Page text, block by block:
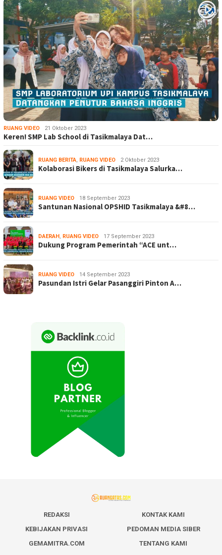
RUANG VIDEO 21 Oktober 2023
Keren! SMP Lab School di Tasikmalaya Dat…
RUANG BERITA, RUANG VIDEO 2 Oktober 2023
Kolaborasi Bikers di Tasikmalaya Salurka…
RUANG VIDEO 18 September 2023
Santunan Nasional OPSHID Tasikmalaya &#8…
DAERAH, RUANG VIDEO 17 September 2023
Dukung Program Pemerintah “ACE unt…
RUANG VIDEO 14 September 2023
Pasundan Istri Gelar Pasanggiri Pinton A…
REDAKSI
KONTAK KAMI
KEBIJAKAN PRIVASI
PEDOMAN MEDIA SIBER
GEMAMITRA.COM
TENTANG KAMI